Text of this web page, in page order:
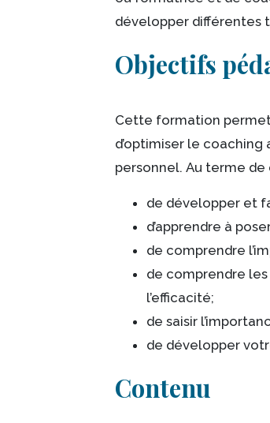
développer différentes
Objectifs
Cette formation
d’optimiser le
personnel. Au terme
de développer et
d’apprendre à
de comprendre
de comprendre
l’efficacité;
de saisir
de développer
Contenu